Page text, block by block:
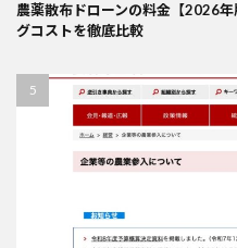
農薬散布ドローンの料金【2026
グコストを徹底比較